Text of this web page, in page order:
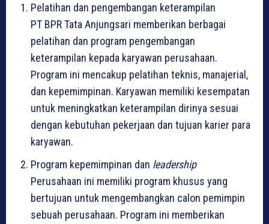
Pelatihan dan pengembangan keterampilan
PT BPR Tata Anjungsari memberikan berbagai
pelatihan dan program pengembangan
keterampilan kepada karyawan perusahaan.
Program ini mencakup pelatihan teknis, manajerial,
dan kepemimpinan. Karyawan memiliki kesempatan
untuk meningkatkan keterampilan dirinya sesuai
dengan kebutuhan pekerjaan dan tujuan karier para
karyawan.
Program kepemimpinan dan leadership
Perusahaan ini memiliki program khusus yang
bertujuan untuk mengembangkan calon pemimpin
sebuah perusahaan. Program ini memberikan